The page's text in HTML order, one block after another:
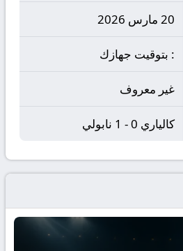
20 مارس 2026
: بتوقيت جهازك
غير معروف
كالياري 0 - 1 نابولي